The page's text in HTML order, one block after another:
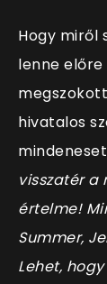
Hogy miről
lenne
hivatalos
visszatér a
értelme!
Summer,
Lehet,